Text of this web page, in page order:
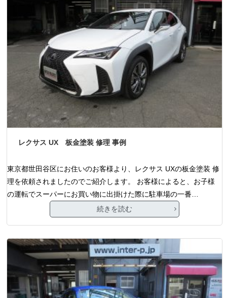
レクサス UX 板金塗装 修理 事例
東京都世田谷区にお住いのお客様より、レクサス UXの板金塗装 修
理を依頼されましたのでご紹介します。 お客様によると、お子様
の運転でスーパーにお買い物に出掛けた際に駐車場の一番…
続きを読む